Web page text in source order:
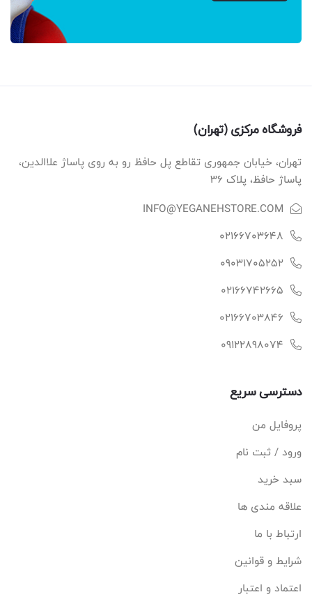
فروشگاه مرکزی (تهران)
تهران، خیابان جمهوری تقاطع پل حافظ رو به روی پاساژ علاالدین،
پاساژ حافظ، پلاک ۳۶
INFO@YEGANEHSTORE.COM
02166703648
09031705252
02166742665
02166703846
09122898074
دسترسی سریع
پروفایل من
ورود / ثبت نام
سبد خرید
علاقه مندی ها
ارتباط با ما
شرایط و قوانین
اعتماد و اعتبار